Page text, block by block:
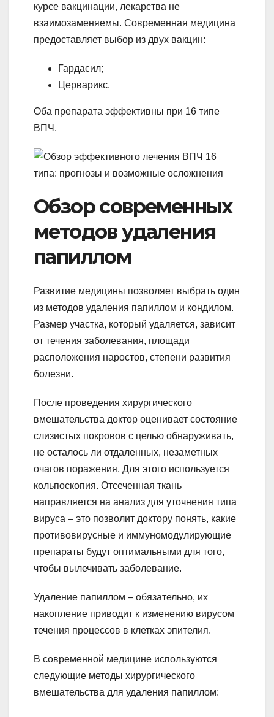
курсе вакцинации, лекарства не
взаимозаменяемы. Современная медицина
предоставляет выбор из двух вакцин:
Гардасил;
Церварикс.
Оба препарата эффективны при 16 типе
ВПЧ.
Обзор современных
методов удаления
папиллом
Развитие медицины позволяет выбрать один
из методов удаления папиллом и кондилом.
Размер участка, который удаляется, зависит
от течения заболевания, площади
расположения наростов, степени развития
болезни.
После проведения хирургического
вмешательства доктор оценивает состояние
слизистых покровов с целью обнаруживать,
не осталось ли отдаленных, незаметных
очагов поражения. Для этого используется
кольпоскопия. Отсеченная ткань
направляется на анализ для уточнения типа
вируса – это позволит доктору понять, какие
противовирусные и иммуномодулирующие
препараты будут оптимальными для того,
чтобы вылечивать заболевание.
Удаление папиллом – обязательно, их
накопление приводит к изменению вирусом
течения процессов в клетках эпителия.
В современной медицине используются
следующие методы хирургического
вмешательства для удаления папиллом: